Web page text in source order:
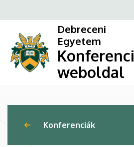
kutatások
2025
a
tartalomra
Debreceni
Egyetem
weboldal
Konferenciák